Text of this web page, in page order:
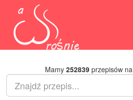
Mamy 252839przepisów na